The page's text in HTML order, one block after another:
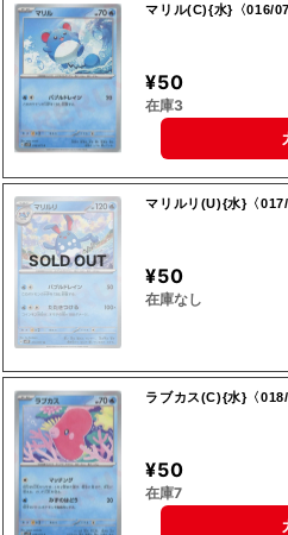
マリル(C){水}〈016/
¥50
在庫3
SOLD OUT
マリルリ(U){水}〈
¥50
在庫なし
ラブカス(C){水}〈
¥50
在庫7